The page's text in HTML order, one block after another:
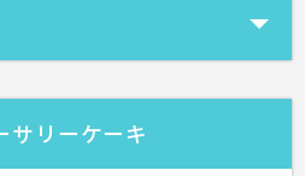
サリーケーキ